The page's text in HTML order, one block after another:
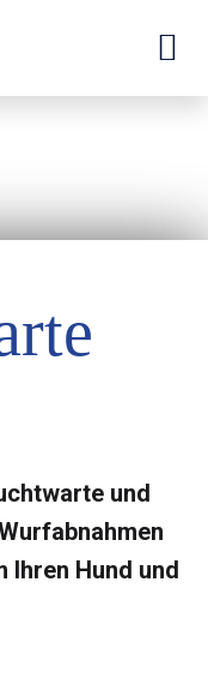
und
Ihren Hund und